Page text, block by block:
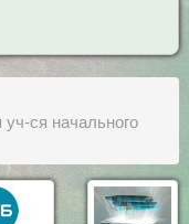
ся начального